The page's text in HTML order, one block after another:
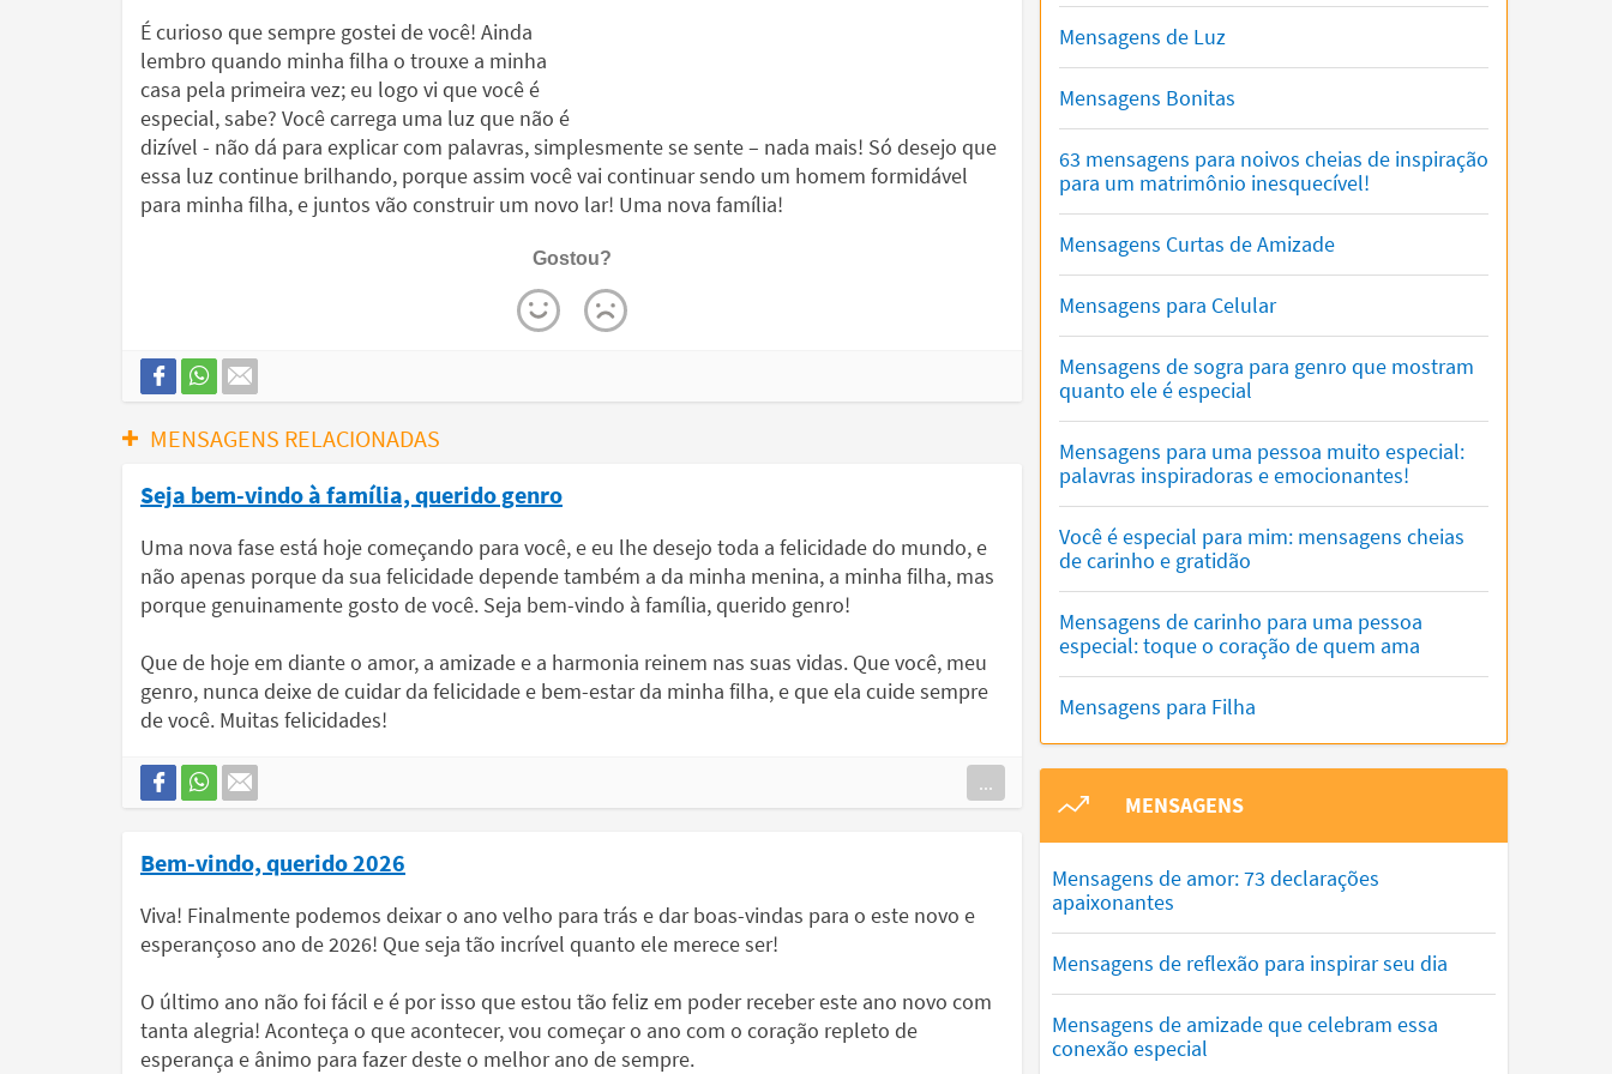
É curioso que sempre gostei de você! Ainda
lembro quando minha filha o trouxe a minha
casa pela primeira vez; eu logo vi que você é
especial, sabe? Você carrega uma luz que não é
dizível - não dá para explicar com palavras, simplesmente se sente – nada mais! Só desejo que
essa luz continue brilhando, porque assim você vai continuar sendo um homem formidável
para minha filha, e juntos vão construir um novo lar! Uma nova família!
Gostou?
MENSAGENS RELACIONADAS
Seja bem-vindo à família, querido genro
Uma nova fase está hoje começando para você, e eu lhe desejo toda a felicidade do mundo, e
não apenas porque da sua felicidade depende também a da minha menina, a minha filha, mas
porque genuinamente gosto de você. Seja bem-vindo à família, querido genro!
Que de hoje em diante o amor, a amizade e a harmonia reinem nas suas vidas. Que você, meu
genro, nunca deixe de cuidar da felicidade e bem-estar da minha filha, e que ela cuide sempre
de você. Muitas felicidades!
...
Bem-vindo, querido 2026
Viva! Finalmente podemos deixar o ano velho para trás e dar boas-vindas para o este novo e
esperançoso ano de 2026! Que seja tão incrível quanto ele merece ser!
O último ano não foi fácil e é por isso que estou tão feliz em poder receber este ano novo com
tanta alegria! Aconteça o que acontecer, vou começar o ano com o coração repleto de
esperança e ânimo para fazer deste o melhor ano de sempre.
Mensagens de Luz
Mensagens Bonitas
63 mensagens para noivos cheias de inspiração
para um matrimônio inesquecível!
Mensagens Curtas de Amizade
Mensagens para Celular
Mensagens de sogra para genro que mostram
quanto ele é especial
Mensagens para uma pessoa muito especial:
palavras inspiradoras e emocionantes!
Você é especial para mim: mensagens cheias
de carinho e gratidão
Mensagens de carinho para uma pessoa
especial: toque o coração de quem ama
Mensagens para Filha
MENSAGENS
Mensagens de amor: 73 declarações
apaixonantes
Mensagens de reflexão para inspirar seu dia
Mensagens de amizade que celebram essa
conexão especial